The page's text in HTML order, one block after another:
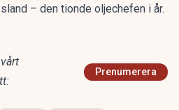
– den tionde oljechefen i år.
Prenumerera